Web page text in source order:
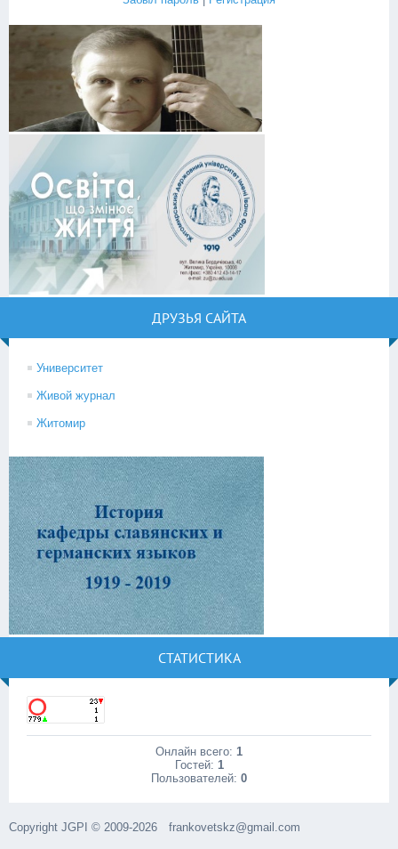
ДРУЗЬЯ САЙТА
Университет
Живой журнал
Житомир
СТАТИСТИКА
Онлайн всего: 1
Гостей: 1
Пользователей: 0
Copyright JGPI © 2009-2026 frankovetskz@gmail.com